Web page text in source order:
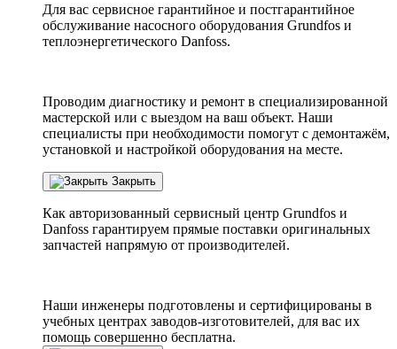
Для вас сервисное гарантийное и постгарантийное
обслуживание насосного оборудования Grundfos и
теплоэнергетического Danfoss.
Проводим диагностику и ремонт в специализированной
мастерской или с выездом на ваш объект. Наши
специалисты при необходимости помогут с демонтажём,
установкой и настройкой оборудования на месте.
Закрыть
Как авторизованный сервисный центр Grundfos и
Danfoss гарантируем прямые поставки оригинальных
запчастей напрямую от производителей.
Наши инженеры подготовлены и сертифицированы в
учебных центрах заводов-изготовителей, для вас их
помощь совершенно бесплатна.